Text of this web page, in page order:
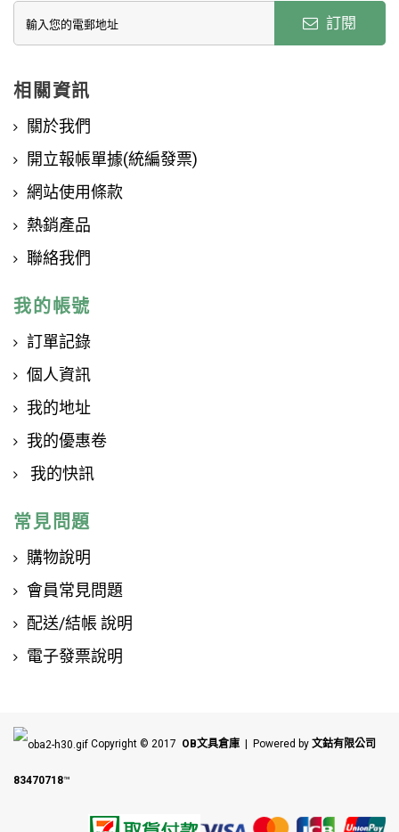
訂閱
相關資訊
關於我們
開立報帳單據(統編發票)
網站使用條款
熱銷產品
聯絡我們
我的帳號
訂單記錄
個人資訊
我的地址
我的優惠卷
我的快訊
常見問題
購物說明
會員常見問題
配送/結帳 說明
電子發票說明
Copyright © 2017 OB文具倉庫 | Powered by 文鈷有限公司
83470718™